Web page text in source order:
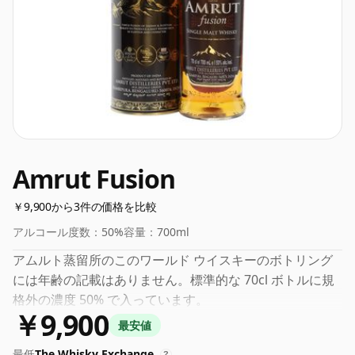
Amrut Fusion
￥9,900から3件の価格を比較
アルコール度数： 50%容量： 700ml
アムルト蒸留所のこのワールド ウイスキーのボトリング
には年齢の記載はありません。標準的な 70cl ボトルに規
格外の濃度 50% で入っています。
￥9,900
最安値